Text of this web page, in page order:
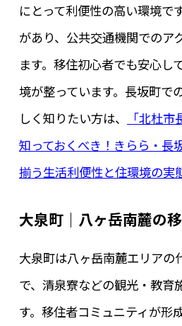
にとって利便性の高い環境で
があり、公共交通機関でのア
ます。移住初心者でも安心し
境が整っています。長坂町で
しく知りたい方は、
「北杜
知っておくべき！きらら・長
揃う生活利便性と住環境の実
大泉町｜八ヶ岳南麓の
大泉町は八ヶ岳南麓エリアの
で、清泉寮などの観光・教育
す。移住者コミュニティが形